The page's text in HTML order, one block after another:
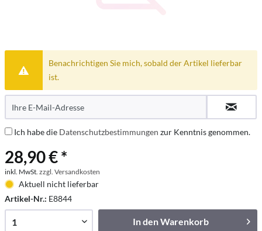
Benachrichtigen Sie mich, sobald der Artikel lieferbar
ist.
Ich habe die Datenschutzbestimmungen zur Kenntnis genommen.
28,90 € *
inkl. MwSt. zzgl. Versandkosten
Aktuell nicht lieferbar
Artikel-Nr.: E8844
In denWarenkorb